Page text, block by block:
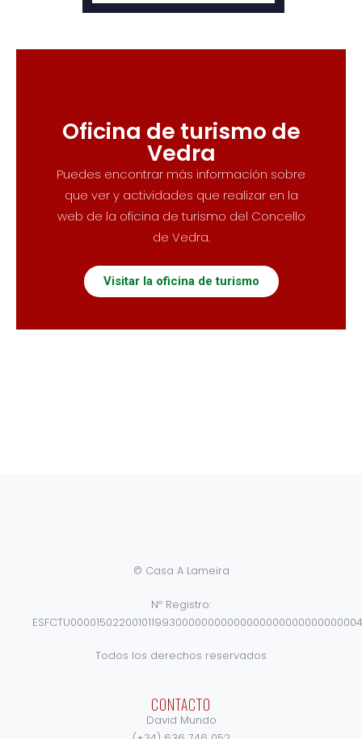
Oficina de turismo de
Vedra
Puedes encontrar más información sobre
que ver y actividades que realizar en la
web de la oficina de turismo del Concello
de Vedra.
Visitar la oficina de turismo
© Casa A Lameira
Nº Registro:
ESFCTU00001502200101199300000000000000000000000000004
Todos los derechos reservados
CONTACTO
David Mundo